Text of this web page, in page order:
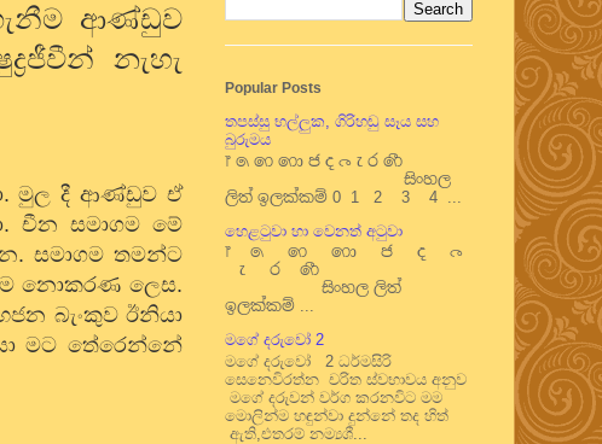
ආණ්ඩුව
නැහැ
මුල දී ආණ්ඩුව ඒ
චීන සමාගම මේ
සමාගම තමන්ට
නොකරණ ලෙස.
බැංකුව ඊනියා
මට තේරෙන්නේ
Popular Posts
තපස්සු භල්ලුක, ගිරිහඬු සෑය සහ
බුරුමය
෦ ෧ ෨ ෩ ෪ ෫ ෬ ෭ ෮ ෯
සිංහල
ලිත් ඉලක්කම් 0 1 2 3 4 ...
හෙළටුවා හා වෙනත් අටුවා
෦ ෧ ෨ ෩ ෪ ෫ ෬
෭ ෮ ෯
සිංහල ලිත්
ඉලක්කම් ...
මගේ දරුවෝ 2
මගේ දරුවෝ 2 ධර්මසිරි
සෙනෙවිරත්න චරිත ස්වභාවය අනුව
මගේ දරුවන් වර්ග කරනවිට මම
මොලින්ම හඳුන්වා දුන්නේ තද හිත්
ඇති,එතරම් නම්‍යශී...